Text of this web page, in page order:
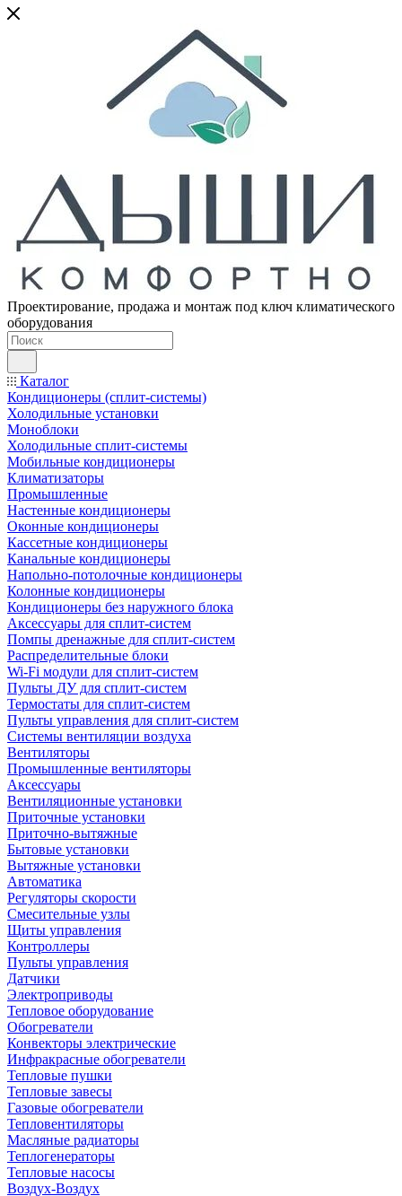
Проектирование, продажа и монтаж под ключ климатического
оборудования
Каталог
Кондиционеры (сплит-системы)
Холодильные установки
Моноблоки
Холодильные сплит-системы
Мобильные кондиционеры
Климатизаторы
Промышленные
Настенные кондиционеры
Оконные кондиционеры
Кассетные кондиционеры
Канальные кондиционеры
Напольно-потолочные кондиционеры
Колонные кондиционеры
Кондиционеры без наружного блока
Аксессуары для сплит-систем
Помпы дренажные для сплит-систем
Распределительные блоки
Wi-Fi модули для сплит-систем
Пульты ДУ для сплит-систем
Термостаты для сплит-систем
Пульты управления для сплит-систем
Системы вентиляции воздуха
Вентиляторы
Промышленные вентиляторы
Аксессуары
Вентиляционные установки
Приточные установки
Приточно-вытяжные
Бытовые установки
Вытяжные установки
Автоматика
Регуляторы скорости
Смесительные узлы
Щиты управления
Контроллеры
Пульты управления
Датчики
Электроприводы
Тепловое оборудование
Обогреватели
Конвекторы электрические
Инфракрасные обогреватели
Тепловые пушки
Тепловые завесы
Газовые обогреватели
Тепловентиляторы
Масляные радиаторы
Теплогенераторы
Тепловые насосы
Воздух-Воздух